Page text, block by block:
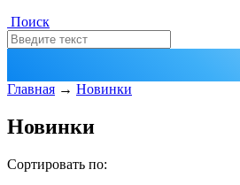
Поиск
Главная → Новинки
Новинки
Сортировать по: